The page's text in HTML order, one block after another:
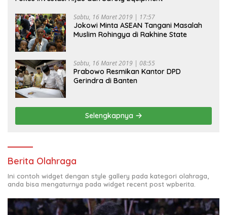
Sabtu, 16 Maret 2019 | 17:57
Jokowi Minta ASEAN Tangani Masalah
Muslim Rohingya di Rakhine State
Sabtu, 16 Maret 2019 | 08:55
Prabowo Resmikan Kantor DPD
Gerindra di Banten
Selengkapnya
Berita Olahraga
Ini contoh widget dengan style gallery pada kategori olahraga,
anda bisa mengaturnya pada widget recent post wpberita.